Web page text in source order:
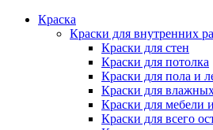
Краска
Краски для внутренних
Краски для стен
Краски для потолка
Краски для пола и
Краски для
Краски для мебели
Краски для всего